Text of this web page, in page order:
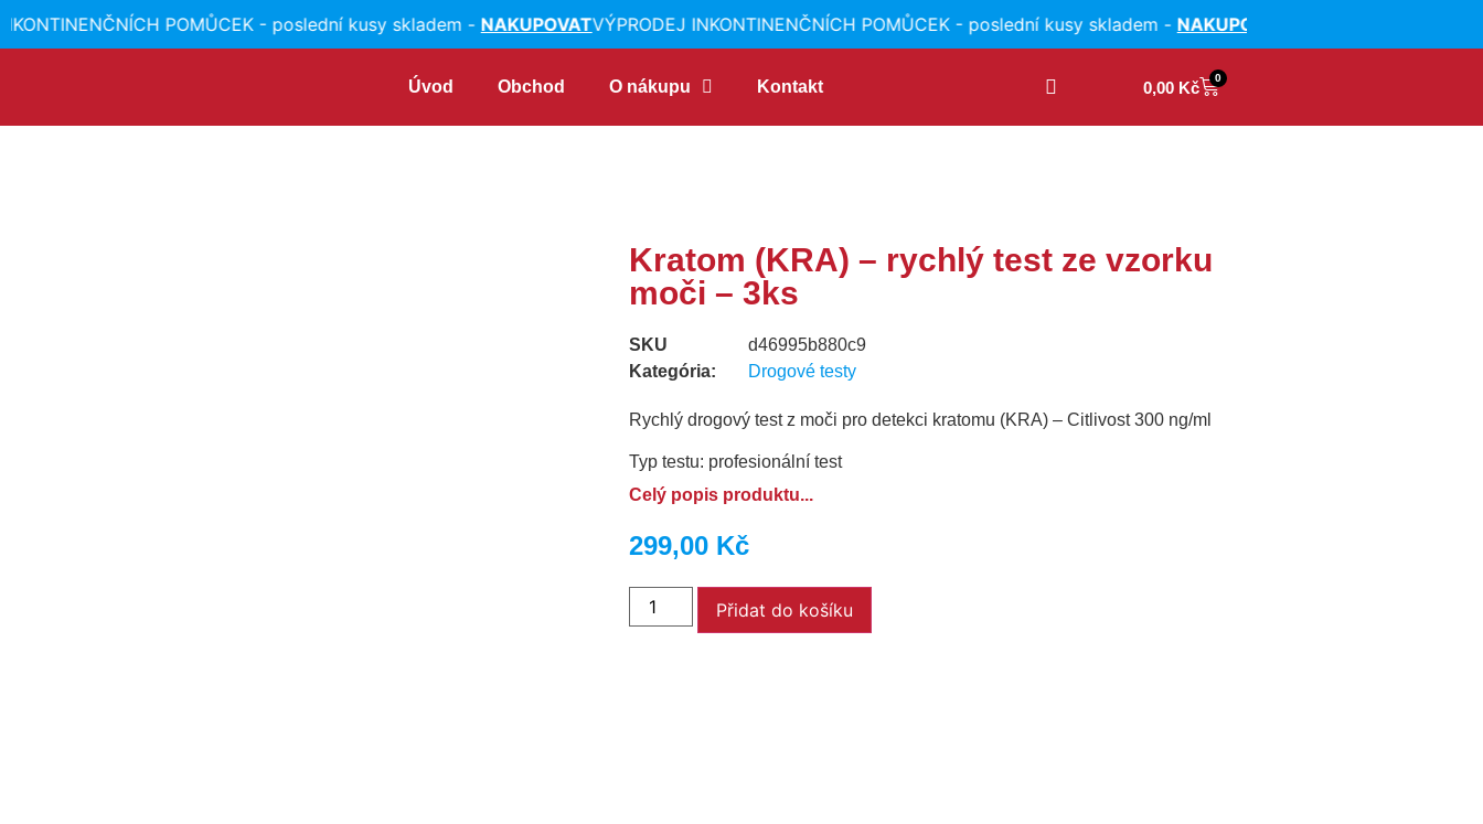
POMŮCEK - poslední kusy skladem -NAKUPOVATVÝPRODEJ INKONTINENČNÍCH POMŮCEK - poslední kusy skladem -NAKUPOVAT
Úvod Obchod O nákupu Kontakt 0,00 Kč 0
Kratom (KRA) – rychlý test ze vzorku
moči – 3ks
SKU
d46995b880c9
Kategória:
Drogové testy
Rychlý drogový test z moči pro detekci kratomu (KRA) – Citlivost 300 ng/ml
Typ testu: profesionální test
Celý popis produktu...
299,00 Kč
Přidat do košíku